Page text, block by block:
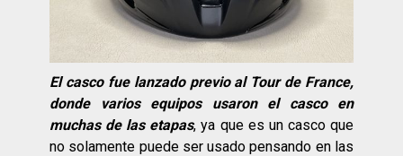
El casco fue lanzado previo al Tour de France,
donde varios equipos usaron el casco en
muchas de las etapas, ya que es un casco que
no solamente puede ser usado pensando en las